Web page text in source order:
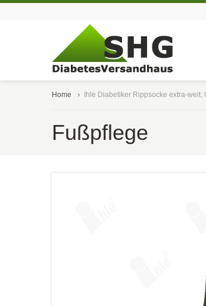
Home Ihle Diabetiker Rippsocke extra-weit,
Fußpflege